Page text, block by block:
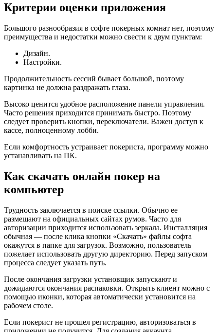
Критерии оценки приложения
Большого разнообразия в софте покерных комнат нет, поэтому
преимущества и недостатки можно свести к двум пунктам:
Дизайн.
Настройки.
Продолжительность сессий бывает большой, поэтому
картинка не должна раздражать глаза.
Высоко ценится удобное расположение панели управления.
Часто решения приходится принимать быстро. Поэтому
следует проверить кнопки, переключатели. Важен доступ к
кассе, полноценному лобби.
Если комфортность устраивает покериста, программу можно
устанавливать на ПК.
Как скачать онлайн покер на
компьютер
Трудность заключается в поиске ссылки. Обычно ее
размещают на официальных сайтах румов. Часто для
авторизации приходится использовать зеркала. Инсталляция
обычная — после клика кнопки «Скачать» файлы софта
окажутся в папке для загрузок. Возможно, пользователь
пожелает использовать другую директорию. Перед запуском
процесса следует указать путь.
После окончания загрузки установщик запускают и
дожидаются окончания распаковки. Открыть клиент можно с
помощью иконки, которая автоматически установится на
рабочем столе.
Если покерист не прошел регистрацию, авторизоваться в